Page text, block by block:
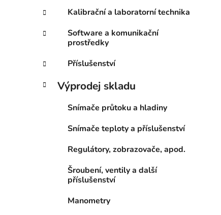
Kalibrační a laboratorní technika
Software a komunikační
prostředky
Příslušenství
Výprodej skladu
Snímače průtoku a hladiny
Snímače teploty a příslušenství
Regulátory, zobrazovače, apod.
Šroubení, ventily a další
příslušenství
Manometry